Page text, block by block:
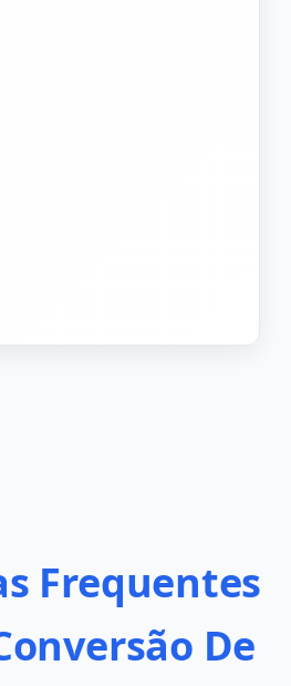
Frequentes
De